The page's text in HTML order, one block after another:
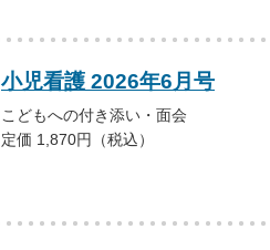
小児看護 2026年6月号
こどもへの付き添い・面会
定価 1,870円（税込）